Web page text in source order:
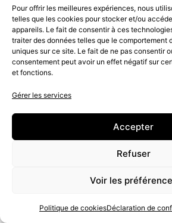
Pour offrir les meilleures expériences, nous
telles que les cookies pour stocker et/ou
appareils. Le fait de consentir à ces
traiter des données telles que le comportement
uniques sur ce site. Le fait de ne pas consentir
consentement peut avoir un effet négatif sur
et fonctions.
Gérer les services
Accepter
Refuser
Voir les
Politique de cookiesDéclaration de